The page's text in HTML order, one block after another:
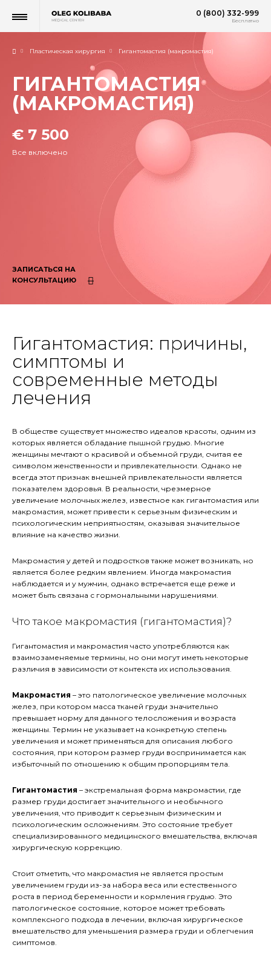
0 (800) 332-999
Бесплатно
Пластическая хирургия Гигантомастия (макромастия)
ГИГАНТОМАСТИЯ
(МАКРОМАСТИЯ)
€ 7 500
Все включено
ЗАПИСАТЬСЯ НА
КОНСУЛЬТАЦИЮ
Гигантомастия: причины,
симптомы и
современные методы
лечения
В обществе существует множество идеалов красоты, одним из
которых является обладание пышной грудью. Многие
женщины мечтают о красивой и объемной груди, считая ее
символом женственности и привлекательности. Однако не
всегда этот признак внешней привлекательности является
показателем здоровья. В реальности, чрезмерное
увеличение молочных желез, известное как гигантомастия или
макромастия, может привести к серьезным физическим и
психологическим неприятностям, оказывая значительное
влияние на качество жизни.
Макромастия у детей и подростков также может возникать, но
является более редким явлением. Иногда макромастия
наблюдается и у мужчин, однако встречается еще реже и
может быть связана с гормональными нарушениями.
Что такое макромастия (гигантомастия)?
Гигантомастия и макромастия часто употребляются как
взаимозаменяемые термины, но они могут иметь некоторые
различия в зависимости от контекста их использования.
Макромастия – это патологическое увеличение молочных
желез, при котором масса тканей груди значительно
превышает норму для данного телосложения и возраста
женщины. Термин не указывает на конкретную степень
увеличения и может применяться для описания любого
состояния, при котором размер груди воспринимается как
избыточный по отношению к общим пропорциям тела.
Гигантомастия – экстремальная форма макромастии, где
размер груди достигает значительного и необычного
увеличения, что приводит к серьезным физическим и
психологическим осложнениям. Это состояние требует
специализированного медицинского вмешательства, включая
хирургическую коррекцию.
Стоит отметить, что макромастия не является простым
увеличением груди из-за набора веса или естественного
роста в период беременности и кормления грудью. Это
патологическое состояние, которое может требовать
комплексного подхода в лечении, включая хирургическое
вмешательство для уменьшения размера груди и облегчения
симптомов.